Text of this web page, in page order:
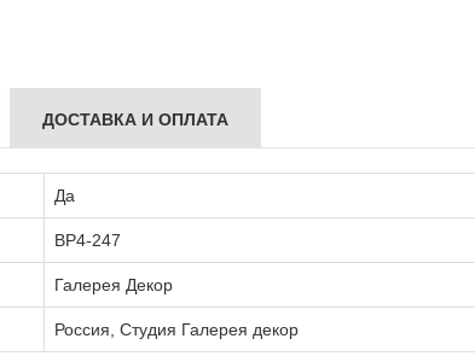
ДОСТАВКА И ОПЛАТА
Да
ВР4-247
Галерея Декор
Россия, Студия Галерея декор